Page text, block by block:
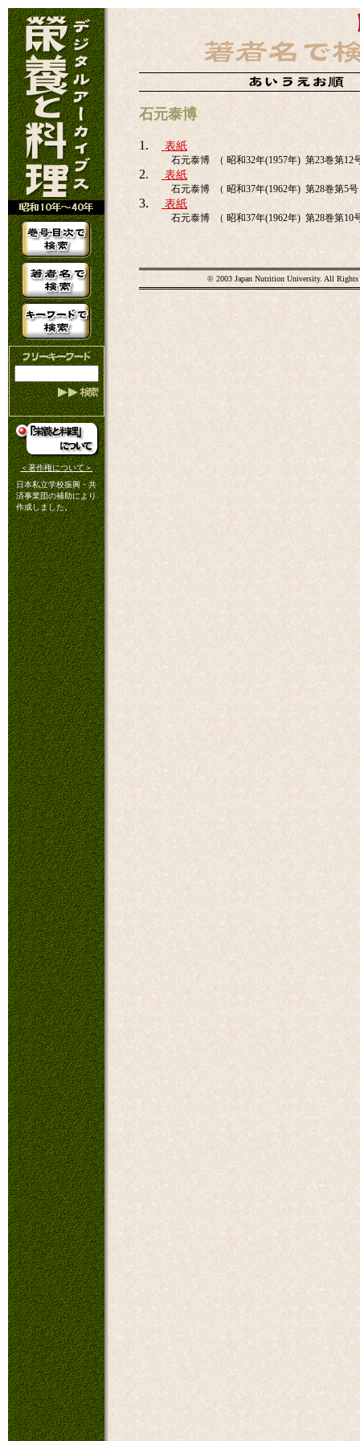
＜著作権について＞
日本私立学校振興・共
済事業団の補助により
作成しました。
石元泰博
1. 表紙
石元泰博 （ 昭和32年(1957年) 第23巻第12
2. 表紙
石元泰博 （ 昭和37年(1962年) 第28巻第5号
3. 表紙
石元泰博 （ 昭和37年(1962年) 第28巻第10
© 2003 Japan Nutrition University. All Rights